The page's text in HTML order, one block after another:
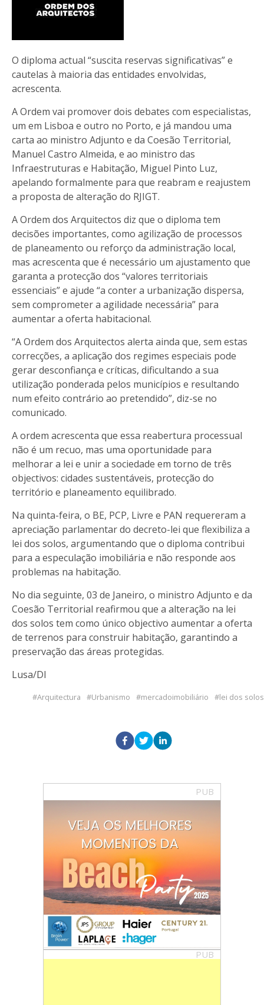
O diploma actual “suscita reservas significativas” e
cautelas à maioria das entidades envolvidas,
acrescenta.
A Ordem vai promover dois debates com especialistas,
um em Lisboa e outro no Porto, e já mandou uma
carta ao ministro Adjunto e da Coesão Territorial,
Manuel Castro Almeida, e ao ministro das
Infraestruturas e Habitação, Miguel Pinto Luz,
apelando formalmente para que reabram e reajustem
a proposta de alteração do RJIGT.
A Ordem dos Arquitectos diz que o diploma tem
decisões importantes, como agilização de processos
de planeamento ou reforço da administração local,
mas acrescenta que é necessário um ajustamento que
garanta a protecção dos “valores territoriais
essenciais” e ajude “a conter a urbanização dispersa,
sem comprometer a agilidade necessária” para
aumentar a oferta habitacional.
“A Ordem dos Arquitectos alerta ainda que, sem estas
correcções, a aplicação dos regimes especiais pode
gerar desconfiança e críticas, dificultando a sua
utilização ponderada pelos municípios e resultando
num efeito contrário ao pretendido”, diz-se no
comunicado.
A ordem acrescenta que essa reabertura processual
não é um recuo, mas uma oportunidade para
melhorar a lei e unir a sociedade em torno de três
objectivos: cidades sustentáveis, protecção do
território e planeamento equilibrado.
Na quinta-feira, o BE, PCP, Livre e PAN requereram a
apreciação parlamentar do decreto-lei que flexibiliza a
lei dos solos, argumentando que o diploma contribui
para a especulação imobiliária e não responde aos
problemas na habitação.
No dia seguinte, 03 de Janeiro, o ministro Adjunto e da
Coesão Territorial reafirmou que a alteração na lei
dos solos tem como único objectivo aumentar a oferta
de terrenos para construir habitação, garantindo a
preservação das áreas protegidas.
Lusa/DI
Arquitectura Urbanismo mercadoimobiliário lei dos solos
PUB
PUB